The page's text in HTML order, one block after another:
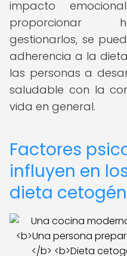
impacto
proporcionar
gestionarlos, se
adherencia a la
las personas a
saludable con la
vida en general.
Factores
influyen en
dieta